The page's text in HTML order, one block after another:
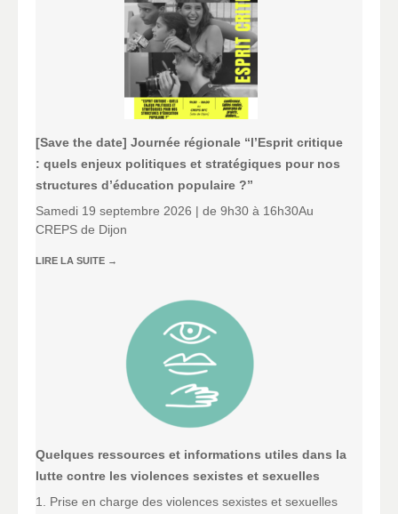
[Save the date] Journée régionale “l’Esprit critique
: quels enjeux politiques et stratégiques pour nos
structures d’éducation populaire ?”
Samedi 19 septembre 2026 | de 9h30 à 16h30Au
CREPS de Dijon
LIRE LA SUITE →
Quelques ressources et informations utiles dans la
lutte contre les violences sexistes et sexuelles
1. Prise en charge des violences sexistes et sexuelles